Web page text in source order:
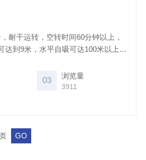
耐干运转，空转时间60分钟以上，
到9米，水平自吸可达100米以上，
能。
03 浏览量
3911
页